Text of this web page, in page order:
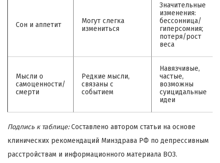
Сон и аппетит
Могут слегка
измениться
Значительные
изменения:
бессонница/
гиперсомния;
потеря/рост
веса
Мысли о
самоценности/
смерти
Редкие мысли,
связаны с
событием
Навязчивые,
частые,
возможны
суицидальные
идеи
Подпись к таблице:Составлено автором статьи на основе
клинических рекомендаций Минздрава РФ по депрессивным
расстройствам и информационного материала ВОЗ.